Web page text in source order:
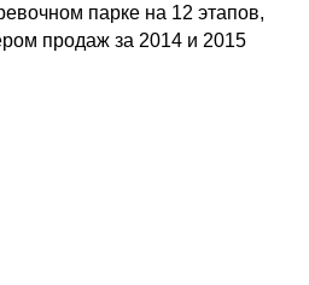
парке на 12 этапов,
продаж за 2014 и 2015